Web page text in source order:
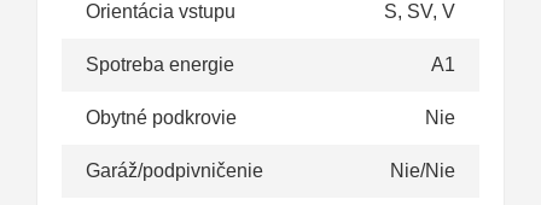
Orientácia vstupu S, SV, V
Spotreba energie A1
Obytné podkrovie Nie
Garáž/podpivničenie Nie/Nie